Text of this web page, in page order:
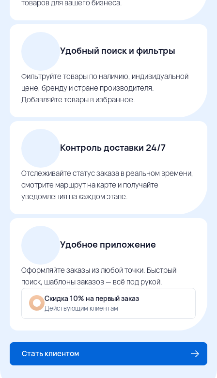
товаров для вашего бизнеса.
Удобный поиск и фильтры
Фильтруйте товары по наличию, индивидуальной
цене, бренду и стране производителя.
Добавляйте товары в избранное.
Контроль доставки 24/7
Отслеживайте статус заказа в реальном времени,
смотрите маршрут на карте и получайте
уведомления на каждом этапе.
Удобное приложение
Оформляйте заказы из любой точки. Быстрый
поиск, шаблоны заказов — всё под рукой.
Скидка 10% на первый заказ
Действующим клиентам
Стать клиентом